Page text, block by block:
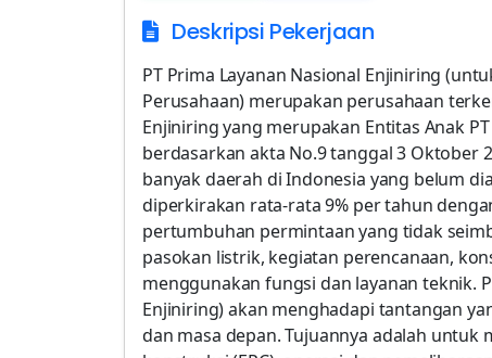
Deskripsi Pekerjaan
PT Prima Layanan Nasional Enjiniring
Perusahaan) merupakan perusahaan
Enjiniring yang merupakan Entitas Anak
berdasarkan akta No.9 tanggal 3 Oktober
banyak daerah di Indonesia yang belum
diperkirakan rata-rata 9% per tahun
pertumbuhan permintaan yang tidak
pasokan listrik, kegiatan perencanaan,
menggunakan fungsi dan layanan teknik.
Enjiniring) akan menghadapi tantangan
dan masa depan. Tujuannya adalah